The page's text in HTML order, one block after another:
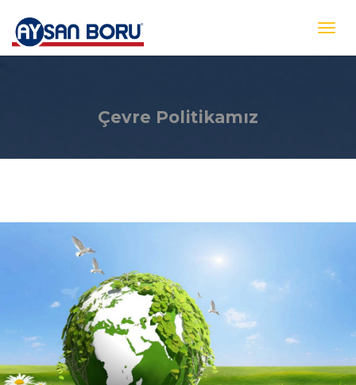
Çevre Politikamız